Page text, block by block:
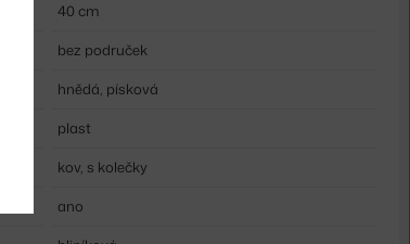
40 cm
bez područek
hnědá, písková
plast
kov, s kolečky
ano